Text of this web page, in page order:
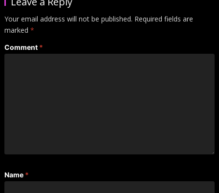
Your email address will not be published. Required fields are
marked *
Comment *
Name *